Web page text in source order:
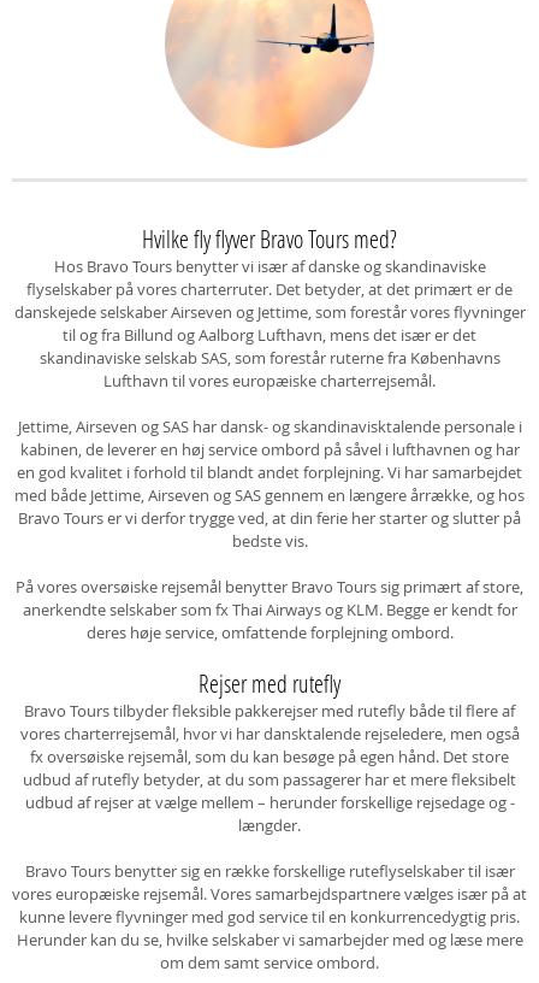
Hvilke fly flyver Bravo Tours med?
Hos Bravo Tours benytter vi især af danske og skandinaviske
flyselskaber på vores charterruter. Det betyder, at det primært er de
danskejede selskaber Airseven og Jettime, som forestår vores flyvninger
til og fra Billund og Aalborg Lufthavn, mens det især er det
skandinaviske selskab SAS, som forestår ruterne fra Københavns
Lufthavn til vores europæiske charterrejsemål.
Jettime, Airseven og SAS har dansk- og skandinavisktalende personale i
kabinen, de leverer en høj service ombord på såvel i lufthavnen og har
en god kvalitet i forhold til blandt andet forplejning. Vi har samarbejdet
med både Jettime, Airseven og SAS gennem en længere årrække, og hos
Bravo Tours er vi derfor trygge ved, at din ferie her starter og slutter på
bedste vis.
På vores oversøiske rejsemål benytter Bravo Tours sig primært af store,
anerkendte selskaber som fx Thai Airways og KLM. Begge er kendt for
deres høje service, omfattende forplejning ombord.
Rejser med rutefly
Bravo Tours tilbyder fleksible pakkerejser med rutefly både til flere af
vores charterrejsemål, hvor vi har dansktalende rejseledere, men også
fx oversøiske rejsemål, som du kan besøge på egen hånd. Det store
udbud af rutefly betyder, at du som passagerer har et mere fleksibelt
udbud af rejser at vælge mellem – herunder forskellige rejsedage og -
længder.
Bravo Tours benytter sig en række forskellige ruteflyselskaber til især
vores europæiske rejsemål. Vores samarbejdspartnere vælges især på at
kunne levere flyvninger med god service til en konkurrencedygtig pris.
Herunder kan du se, hvilke selskaber vi samarbejder med og læse mere
om dem samt service ombord.